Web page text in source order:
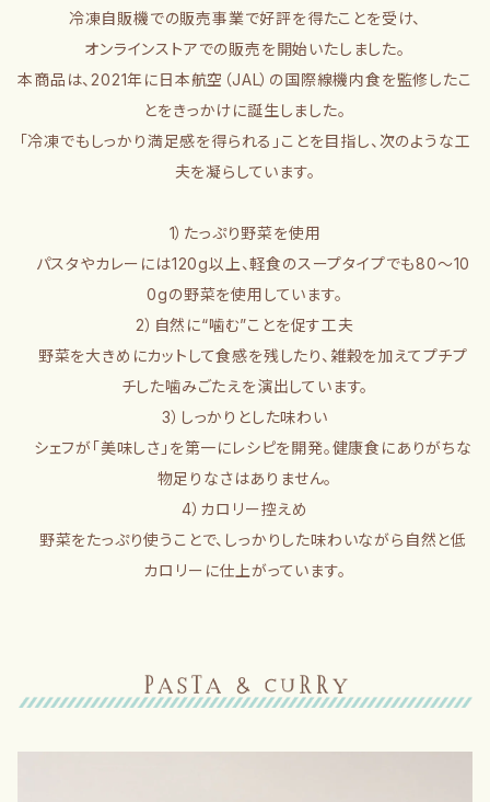
冷凍自販機での販売事業で好評を得たことを受け、
オンラインストアでの販売を開始いたしました。
本商品は、2021年に日本航空（JAL）の国際線機内食を監修したこ
とをきっかけに誕生しました。
「冷凍でもしっかり満足感を得られる」ことを目指し、次のような工
夫を凝らしています。
1）たっぷり野菜を使用
パスタやカレーには120g以上、軽食のスープタイプでも80〜10
0gの野菜を使用しています。
2）自然に“噛む”ことを促す工夫
野菜を大きめにカットして食感を残したり、雑穀を加えてプチプ
チした噛みごたえを演出しています。
3）しっかりとした味わい
シェフが「美味しさ」を第一にレシピを開発。健康食にありがちな
物足りなさはありません。
4）カロリー控えめ
野菜をたっぷり使うことで、しっかりした味わいながら自然と低
カロリーに仕上がっています。